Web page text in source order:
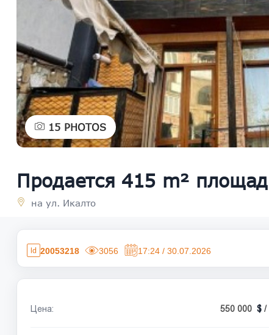
15 PHOTOS
Продается 415 m²
на ул. Икалто
20053218 3056 17:24 / 30.07.2026
Цена: 550 000 /